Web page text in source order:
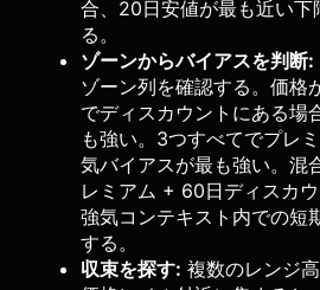
合、20日安値が最も近い下
る。
ゾーンからバイアスを判断:
ゾーン列を確認する。価格
でディスカウントにある場
も強い。3つすべてでプレ
気バイアスが最も強い。混
レミアム + 60日ディスカ
強気コンテキスト内での短
する。
収束を探す: 複数のレンジ